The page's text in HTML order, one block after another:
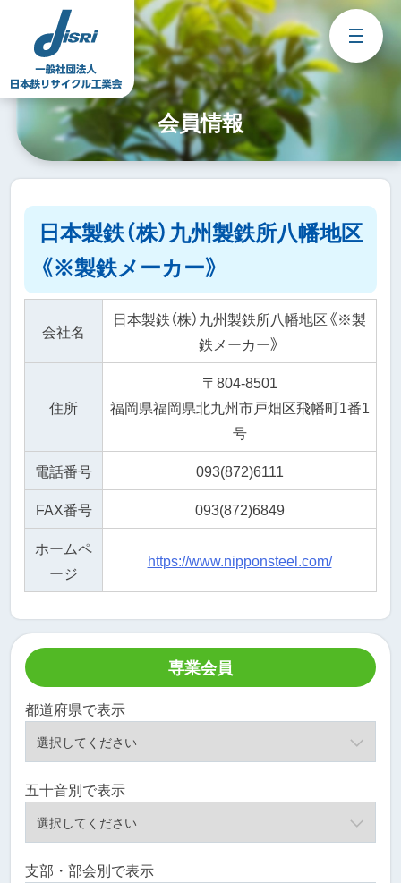
content
会員情報
日本製鉄（株）九州製鉄所八幡地区
《※製鉄メーカー》
会社名
日本製鉄（株）九州製鉄所八幡地区《※製
鉄メーカー》
住所
〒804-8501
福岡県福岡県北九州市戸畑区飛幡町1番1
号
電話番号
093(872)6111
FAX番号
093(872)6849
ホームペ
ージ
https://www.nipponsteel.com/
専業会員
都道府県で表示
五十音別で表示
支部・部会別で表示